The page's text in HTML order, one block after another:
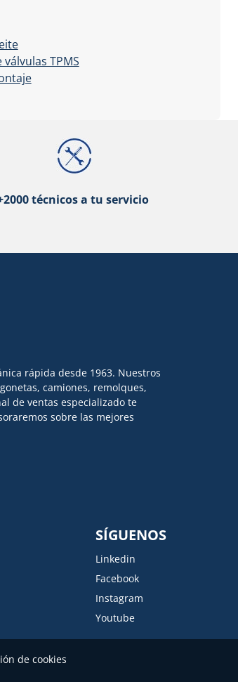
TPMS
técnicos a tu servicio
rápida desde 1963. Nuestros
camiones, remolques,
de ventas especializado te
sobre las mejores
SÍGUENOS
Linkedin
Facebook
Instagram
Youtube
de cookies